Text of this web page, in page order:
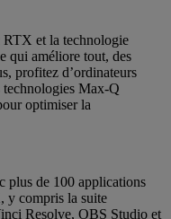
RTX et la technologie
qui améliore tout, des
profitez d’ordinateurs
technologies Max-Q
optimiser la
plus de 100 applications
y compris la suite
Resolve, OBS Studio et